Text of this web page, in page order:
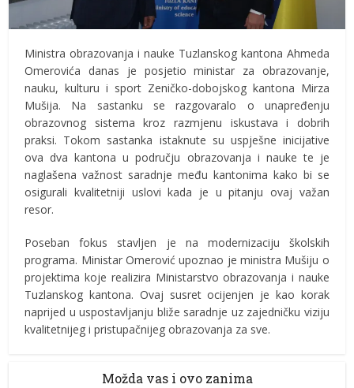
Ministra obrazovanja i nauke Tuzlanskog kantona Ahmeda
Omerovića danas je posjetio ministar za obrazovanje,
nauku, kulturu i sport Zeničko-dobojskog kantona Mirza
Mušija. Na sastanku se razgovaralo o unapređenju
obrazovnog sistema kroz razmjenu iskustava i dobrih
praksi. Tokom sastanka istaknute su uspješne inicijative
ova dva kantona u području obrazovanja i nauke te je
naglašena važnost saradnje među kantonima kako bi se
osigurali kvalitetniji uslovi kada je u pitanju ovaj važan
resor.
Poseban fokus stavljen je na modernizaciju školskih
programa. Ministar Omerović upoznao je ministra Mušiju o
projektima koje realizira Ministarstvo obrazovanja i nauke
Tuzlanskog kantona. Ovaj susret ocijenjen je kao korak
naprijed u uspostavljanju bliže saradnje uz zajedničku viziju
kvalitetnijeg i pristupačnijeg obrazovanja za sve.
Možda vas i ovo zanima